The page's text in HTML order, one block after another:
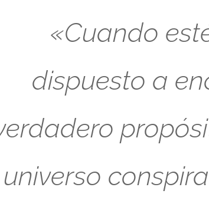
«Cuando
dispuesto a
universo